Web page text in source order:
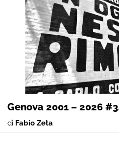
Genova 2001 – 2026
di Fabio Zeta